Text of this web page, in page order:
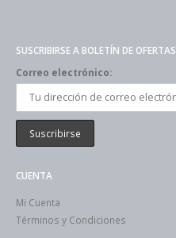
SUSCRIBIRSE A BOLETÍN DE OFERTAS
Correo electrónico:
CUENTA
Mi Cuenta
Términos y Condiciones